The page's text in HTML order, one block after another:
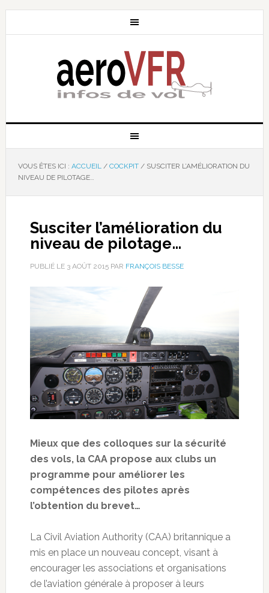
VOUS ÊTES ICI : ACCUEIL / COCKPIT /SUSCITER L’AMÉLIORATION DU
NIVEAU DE PILOTAGE…
Susciter l’amélioration du
niveau de pilotage…
PUBLIÉ LE 3 AOÛT 2015PAR FRANÇOIS BESSE
Mieux que des colloques sur la sécurité
des vols, la CAA propose aux clubs un
programme pour améliorer les
compétences des pilotes après
l’obtention du brevet…
La Civil Aviation Authority (CAA) britannique a
mis en place un nouveau concept, visant à
encourager les associations et organisations
de l’aviation générale à proposer à leurs